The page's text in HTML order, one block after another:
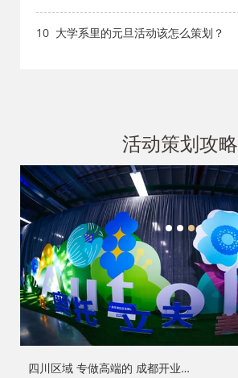
10 大学系里的元旦活动该怎么策划？
活动策划攻略
1 2 3
四川区域 专做高端的 成都开业仪式策划